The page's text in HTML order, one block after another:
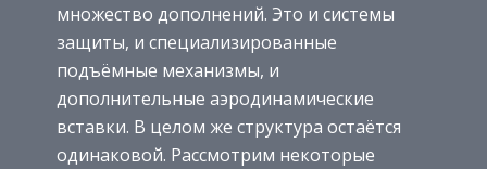
множество дополнений. Это и системы
защиты, и специализированные
подъёмные механизмы, и
дополнительные аэродинамические
вставки. В целом же структура остаётся
одинаковой. Рассмотрим некоторые